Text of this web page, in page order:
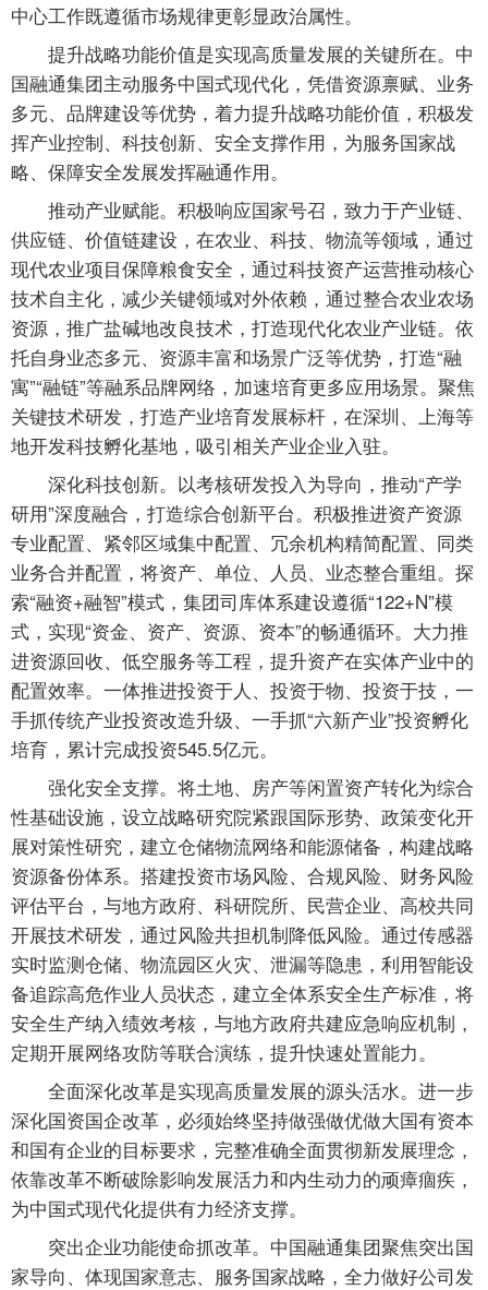
中心工作既遵循市场规律更彰显政治属性。
提升战略功能价值是实现高质量发展的关键所在。中
国融通集团主动服务中国式现代化，凭借资源禀赋、业务
多元、品牌建设等优势，着力提升战略功能价值，积极发
挥产业控制、科技创新、安全支撑作用，为服务国家战
略、保障安全发展发挥融通作用。
推动产业赋能。积极响应国家号召，致力于产业链、
供应链、价值链建设，在农业、科技、物流等领域，通过
现代农业项目保障粮食安全，通过科技资产运营推动核心
技术自主化，减少关键领域对外依赖，通过整合农业农场
资源，推广盐碱地改良技术，打造现代化农业产业链。依
托自身业态多元、资源丰富和场景广泛等优势，打造“融
寓”“融链”等融系品牌网络，加速培育更多应用场景。聚焦
关键技术研发，打造产业培育发展标杆，在深圳、上海等
地开发科技孵化基地，吸引相关产业企业入驻。
深化科技创新。以考核研发投入为导向，推动“产学
研用”深度融合，打造综合创新平台。积极推进资产资源
专业配置、紧邻区域集中配置、冗余机构精简配置、同类
业务合并配置，将资产、单位、人员、业态整合重组。探
索“融资+融智”模式，集团司库体系建设遵循“122+N”模
式，实现“资金、资产、资源、资本”的畅通循环。大力推
进资源回收、低空服务等工程，提升资产在实体产业中的
配置效率。一体推进投资于人、投资于物、投资于技，一
手抓传统产业投资改造升级、一手抓“六新产业”投资孵化
培育，累计完成投资545.5亿元。
强化安全支撑。将土地、房产等闲置资产转化为综合
性基础设施，设立战略研究院紧跟国际形势、政策变化开
展对策性研究，建立仓储物流网络和能源储备，构建战略
资源备份体系。搭建投资市场风险、合规风险、财务风险
评估平台，与地方政府、科研院所、民营企业、高校共同
开展技术研发，通过风险共担机制降低风险。通过传感器
实时监测仓储、物流园区火灾、泄漏等隐患，利用智能设
备追踪高危作业人员状态，建立全体系安全生产标准，将
安全生产纳入绩效考核，与地方政府共建应急响应机制，
定期开展网络攻防等联合演练，提升快速处置能力。
全面深化改革是实现高质量发展的源头活水。进一步
深化国资国企改革，必须始终坚持做强做优做大国有资本
和国有企业的目标要求，完整准确全面贯彻新发展理念，
依靠改革不断破除影响发展活力和内生动力的顽瘴痼疾，
为中国式现代化提供有力经济支撑。
突出企业功能使命抓改革。中国融通集团聚焦突出国
家导向、体现国家意志、服务国家战略，全力做好公司发